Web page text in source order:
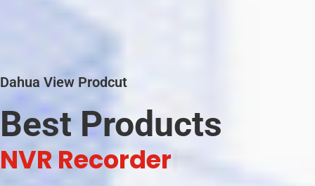
Dahua View Prodcut
Best Products
|